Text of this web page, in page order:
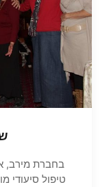
בחברת מירב,
טיפול סיעודי